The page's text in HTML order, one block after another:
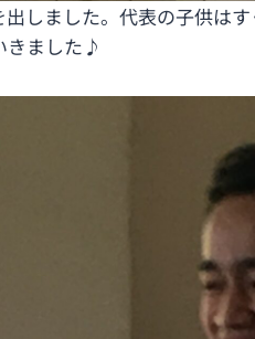
しました。代表の子供は
きました♪